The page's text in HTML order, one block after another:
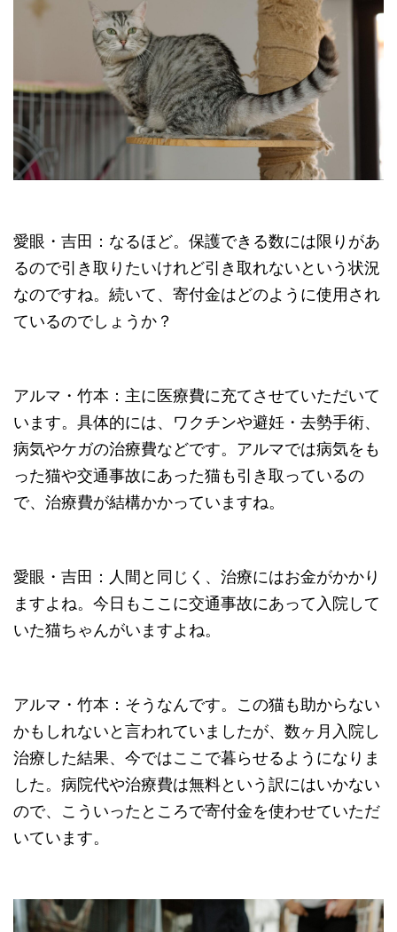
愛眼・吉田：なるほど。保護できる数には限りがあ
るので引き取りたいけれど引き取れないという状況
なのですね。続いて、寄付金はどのように使用され
ているのでしょうか？
アルマ・竹本：主に医療費に充てさせていただいて
います。具体的には、ワクチンや避妊・去勢手術、
病気やケガの治療費などです。アルマでは病気をも
った猫や交通事故にあった猫も引き取っているの
で、治療費が結構かかっていますね。
愛眼・吉田：人間と同じく、治療にはお金がかかり
ますよね。今日もここに交通事故にあって入院して
いた猫ちゃんがいますよね。
アルマ・竹本：そうなんです。この猫も助からない
かもしれないと言われていましたが、数ヶ月入院し
治療した結果、今ではここで暮らせるようになりま
した。病院代や治療費は無料という訳にはいかない
ので、こういったところで寄付金を使わせていただ
いています。